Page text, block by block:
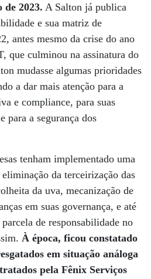
de 2023. A Salton já publica
e sua matriz de
antes mesmo da crise do ano
que culminou na assinatura do
mudasse algumas prioridades
a dar mais atenção para a
e compliance, para suas
para a segurança dos
tenham implementado uma
da terceirização das
da uva, mecanização de
em suas governança, e até
de responsabilidade no
À época, ficou constatado
em situação análoga
pela Fênix Serviços